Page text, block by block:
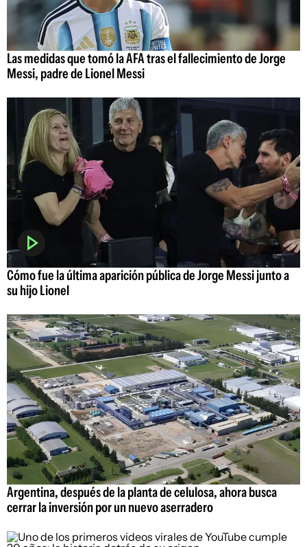
Las medidas que tomó la AFA tras el fallecimiento de Jorge
Messi, padre de Lionel Messi
Cómo fue la última aparición pública de Jorge Messi junto a
su hijo Lionel
Argentina, después de la planta de celulosa, ahora busca
cerrar la inversión por un nuevo aserradero